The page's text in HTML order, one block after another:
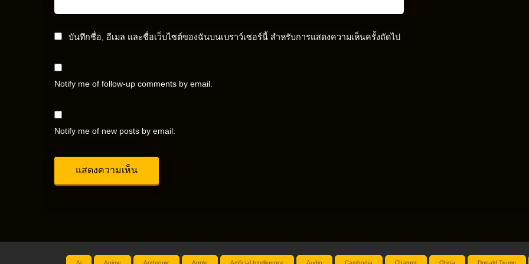
บันทึกชื่อ, อีเมล และชื่อเว็บไซต์ของฉันบนเบราว์เซอร์นี้ สำหรับการแสดงความเห็นครั้งถัดไป
Notify me of follow-up comments by email.
Notify me of new posts by email.
Ai Anime Anthropic Apple Artificial Intelligence Audio Cambodia Chatgpt China Donald Trump